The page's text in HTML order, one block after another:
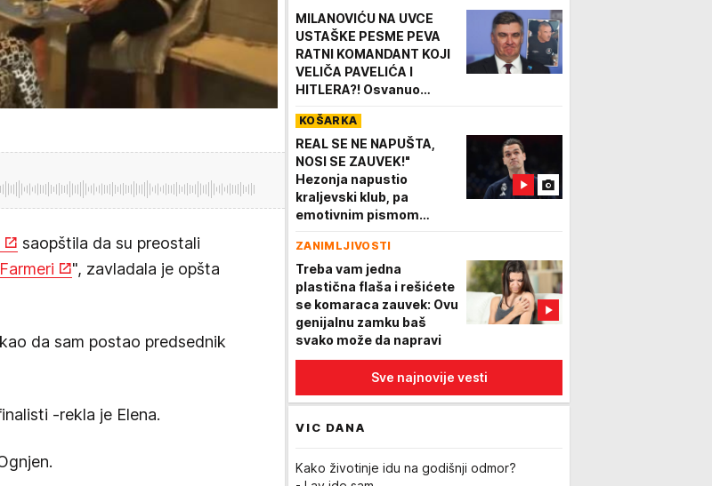
saopštila da su preostali
Farmeri
", zavladala je opšta
da sam postao predsednik
-rekla je Elena.
MILANOVIĆU NA UVCE
USTAŠKE PESME PEVA
RATNI KOMANDANT KOJI
VELIČA PAVELIĆA I
HITLERA?! Osvanuo
kafane u Kninu (VIDEO)
KOŠARKA
REAL SE NE NAPUŠTA,
NOSI SE ZAUVEK!"
Hezonja napustio
kraljevski klub, pa
emotivnim pismom
ZANIMLJIVOSTI
Treba vam jedna
plastična flaša i rešićete
se komaraca zauvek: Ovu
genijalnu zamku baš
svako može da napravi
Sve najnovije vesti
VIC DANA
Kako životinje idu na godišnji odmor?